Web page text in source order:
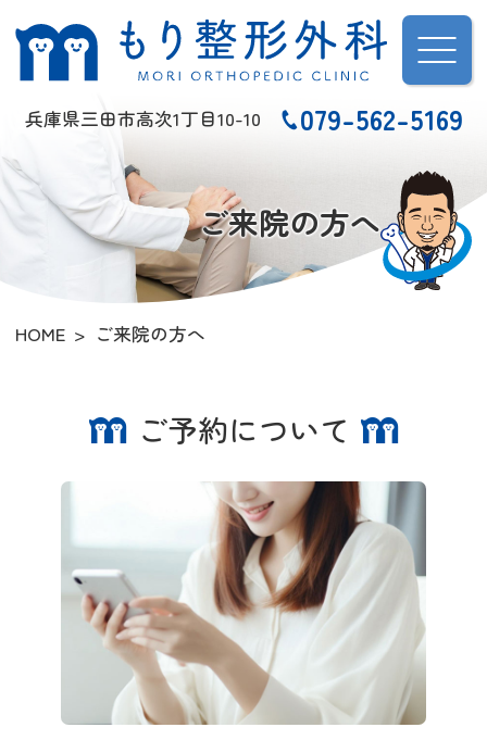
もり整形外科
兵庫県三田市高次1丁目10-10 079-562-5169
HOME ご来院の方へ
ご来院の方へ
ご予約について